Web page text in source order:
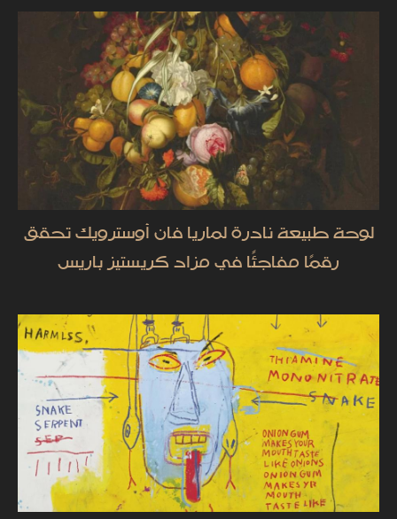
لوحة طبيعة نادرة لماريا فان أوسترويك تحقق
رقمًا مفاجئًا في مزاد كريستيز باريس